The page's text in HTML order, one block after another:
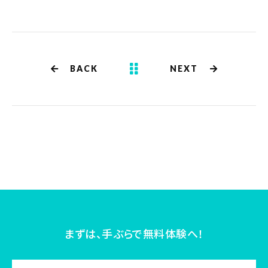
BACK NEXT
まずは、手ぶらで無料体験へ！